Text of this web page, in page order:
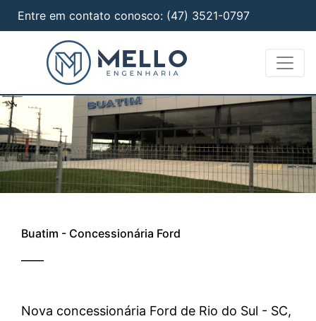
Entre em contato conosco: (47) 3521-0797
Buatim - Concessionária Ford
Nova concessionária Ford de Rio do Sul - SC,